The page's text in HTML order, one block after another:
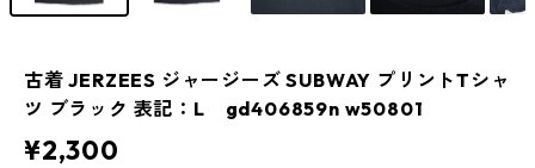
古着 JERZEES ジャージーズ SUBWAY プリントTシャ
ツ ブラック 表記：L gd406859n w50801
¥2,300